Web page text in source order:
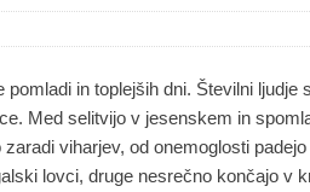
in toplejših dni. Številni ljudje
Med selitvijo v jesenskem in
viharjev, od onemoglosti
lovci, druge nesrečno končajo v